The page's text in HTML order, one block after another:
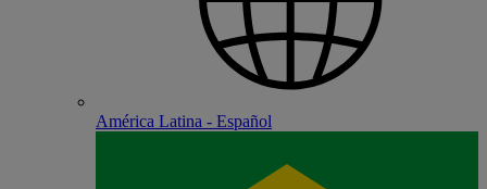
América Latina - Español